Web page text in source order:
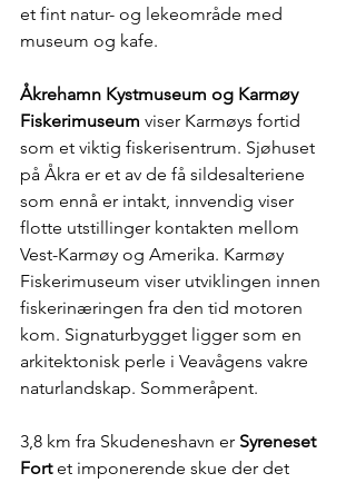
et fint natur- og lekeområde med
museum og kafe.
Åkrehamn Kystmuseum og Karmøy
Fiskerimuseum viser Karmøys fortid
som et viktig fiskerisentrum. Sjøhuset
på Åkra er et av de få sildesalteriene
som ennå er intakt, innvendig viser
flotte utstillinger kontakten mellom
Vest-Karmøy og Amerika. Karmøy
Fiskerimuseum viser utviklingen innen
fiskerinæringen fra den tid motoren
kom. Signaturbygget ligger som en
arkitektonisk perle i Veavågens vakre
naturlandskap. Sommeråpent.
3,8 km fra Skudeneshavn er Syreneset
Fort et imponerende skue der det